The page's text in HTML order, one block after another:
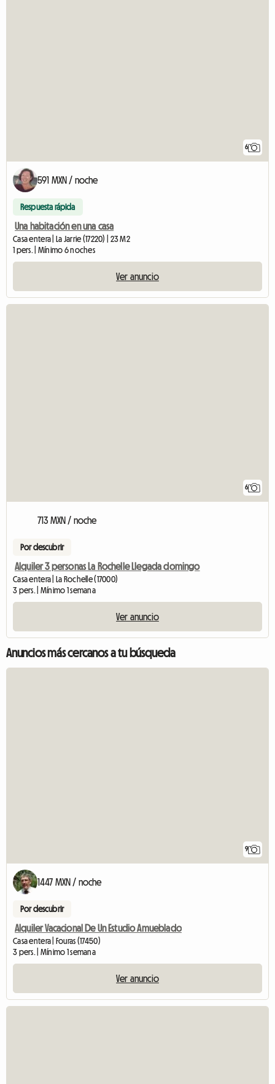
6
591 MXN / noche
Respuesta rápida
Una habitación en una casa
Casa entera | La Jarrie (17220) | 23 M2
1 pers. | Mínimo 6 noches
Ver anuncio
6
713 MXN / noche
Por descubrir
Alquiler 3 personas La Rochelle Llegada domingo
Casa entera | La Rochelle (17000)
3 pers. | Mínimo 1 semana
Ver anuncio
Anuncios más cercanos a tu búsqueda
9
1447 MXN / noche
Por descubrir
Alquiler Vacacional De Un Estudio Amueblado
Casa entera | Fouras (17450)
3 pers. | Mínimo 1 semana
Ver anuncio